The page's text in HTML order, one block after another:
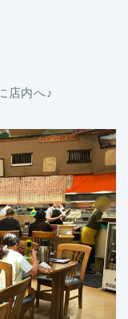
店内へ♪